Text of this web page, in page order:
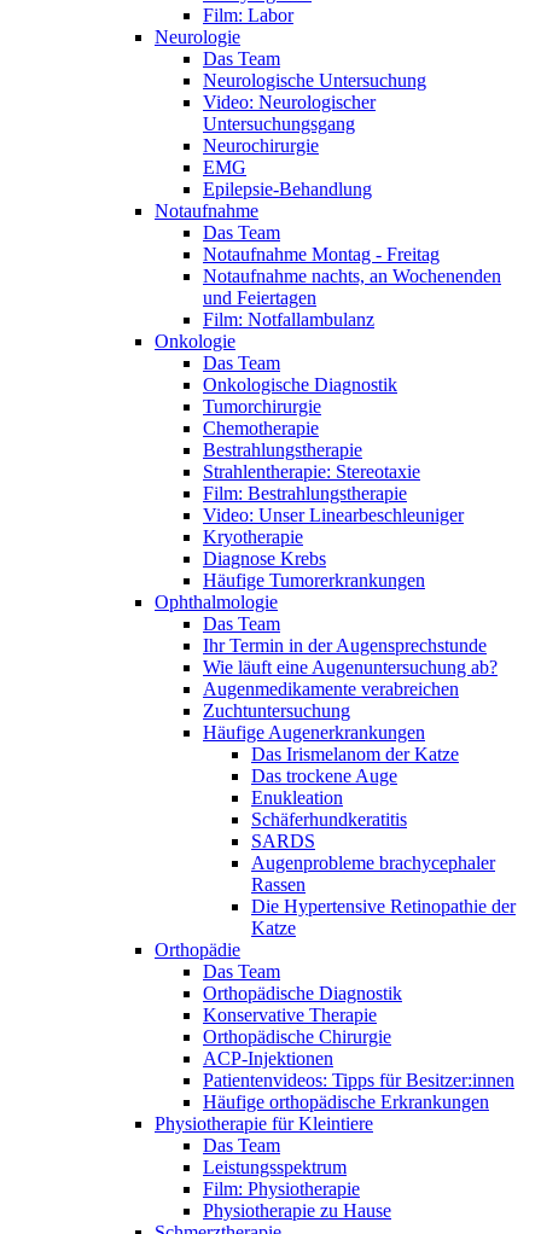
Film: Labor
Neurologie
Das Team
Neurologische Untersuchung
Video: Neurologischer
Untersuchungsgang
Neurochirurgie
EMG
Epilepsie-Behandlung
Notaufnahme
Das Team
Notaufnahme Montag - Freitag
Notaufnahme nachts, an Wochenenden
und Feiertagen
Film: Notfallambulanz
Onkologie
Das Team
Onkologische Diagnostik
Tumorchirurgie
Chemotherapie
Bestrahlungstherapie
Strahlentherapie: Stereotaxie
Film: Bestrahlungstherapie
Video: Unser Linearbeschleuniger
Kryotherapie
Diagnose Krebs
Häufige Tumorerkrankungen
Ophthalmologie
Das Team
Ihr Termin in der Augensprechstunde
Wie läuft eine Augenuntersuchung ab?
Augenmedikamente verabreichen
Zuchtuntersuchung
Häufige Augenerkrankungen
Das Irismelanom der Katze
Das trockene Auge
Enukleation
Schäferhundkeratitis
SARDS
Augenprobleme brachycephaler
Rassen
Die Hypertensive Retinopathie der
Katze
Orthopädie
Das Team
Orthopädische Diagnostik
Konservative Therapie
Orthopädische Chirurgie
ACP-Injektionen
Patientenvideos: Tipps für Besitzer:innen
Häufige orthopädische Erkrankungen
Physiotherapie für Kleintiere
Das Team
Leistungsspektrum
Film: Physiotherapie
Physiotherapie zu Hause